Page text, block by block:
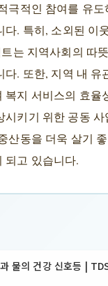
극적인 참여를 유
다. 특히, 소외된 이
는 지역사회의 따
. 또한, 지역 내 유
복지 서비스의 효율
시키기 위한 공동
산동을 더욱 살기
되고 있습니다.
물의 건강 신호등 |